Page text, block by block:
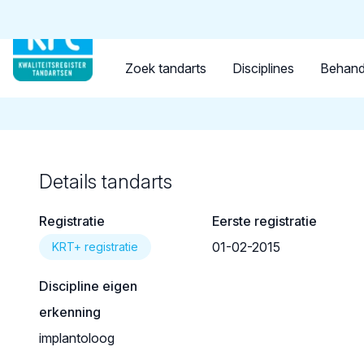
Zoek tandarts Disciplines
Terug naar overzicht
Details tandarts
Registratie
KRT+ registratie
Eerste registratie
01-02-2015
Discipline eigen
erkenning
implantoloog